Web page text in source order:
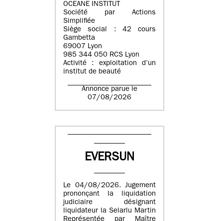
OCEANE INSTITUT
Société par Actions
Simplifiée
Siège social : 42 cours
Gambetta
69007 Lyon
985 344 050 RCS Lyon
Activité : exploitation d’un
institut de beauté
Annonce parue le
07/08/2026
EVERSUN
Le 04/08/2026. Jugement
prononçant la liquidation
judiciaire désignant
liquidateur la Selarlu Martin